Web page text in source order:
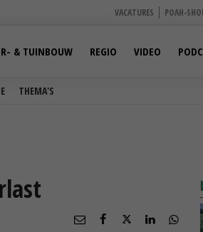
VACATURES POAH-
THEMA'S
& TUINBOUW REGIO VIDEO